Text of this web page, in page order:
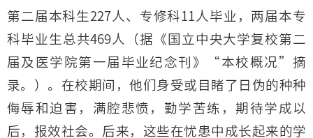
第二届本科生227人、专修科11人毕业，两届本专
科毕业生总共469人（据《国立中央大学复校第二
届及医学院第一届毕业纪念刊》“本校概况”摘
录。）。在校期间，他们身受或目睹了日伪的种种
侮辱和迫害，满腔悲愤，勤学苦练，期待学成以
后，报效社会。后来，这些在忧患中成长起来的学